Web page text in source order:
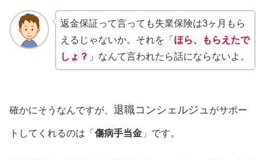
返金保証って言っても失業保険は3ヶ月もら
えるじゃないか。それを「 ほら、もらえたで
しょ？ 」なんて言われたら話にならないよ。
確かにそうなんですが、 退職コンシェルジュ がサポー
トしてくれるのは「 傷病手当金 」です。